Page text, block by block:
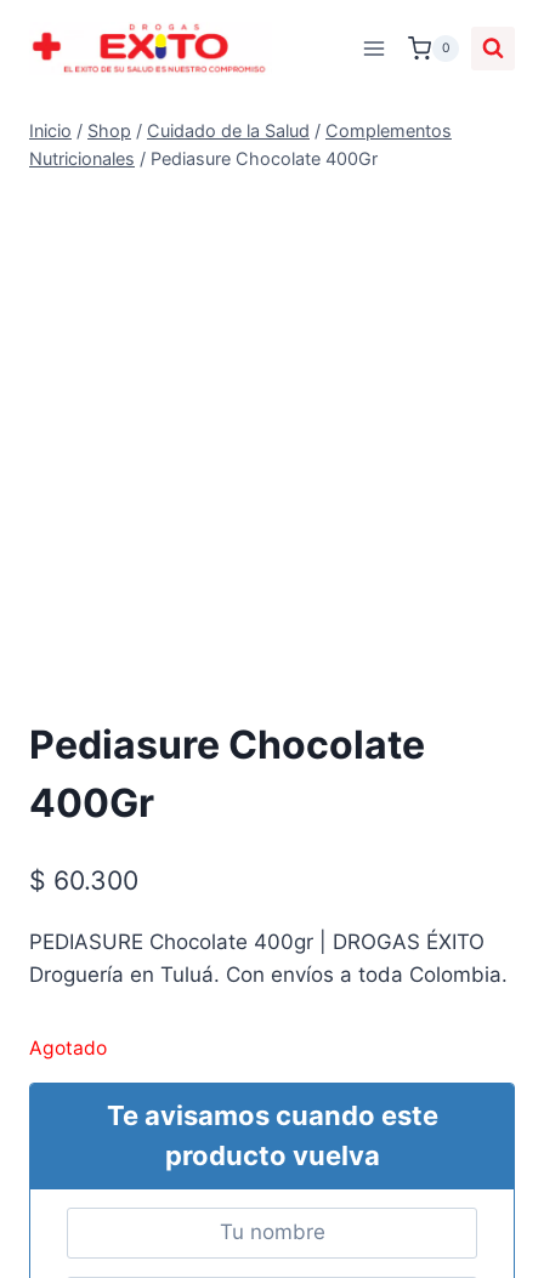
0
Inicio / Shop / Cuidado de la Salud / Complementos
Nutricionales / Pediasure Chocolate 400Gr
Pediasure Chocolate
400Gr
$ 60.300
PEDIASURE Chocolate 400gr | DROGAS ÉXITO
Droguería en Tuluá. Con envíos a toda Colombia.
Agotado
Te avisamos cuando este
producto vuelva